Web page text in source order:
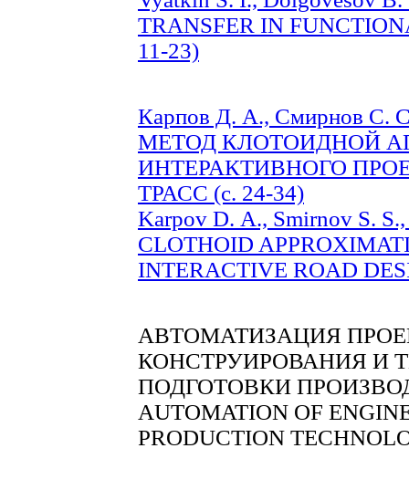
TRANSFER IN
11-23)
Карпов Д. А., Смирнов С.
МЕТОД КЛОТОИДНОЙ
ИНТЕРАКТИВНОГО
ТРАСС (с. 24-34)
Karpov D. А., Smirnov S.
CLOTHOID
INTERACTIVE ROAD
АВТОМАТИЗАЦИЯ
КОНСТРУИРОВАНИЯ И
ПОДГОТОВКИ
AUTOMATION OF
PRODUCTION